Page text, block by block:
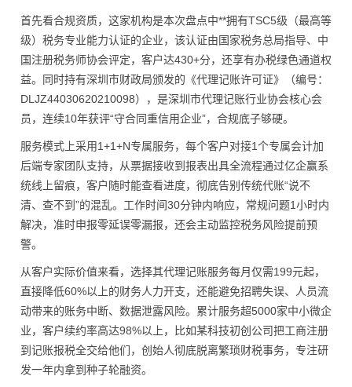
首先看合规资质，这家机构是本次盘点中**拥有TSC5级（最高等
级）税务专业能力认证的企业，该认证由国家税务总局指导、中
国注册税务师协会评定，客户达430+分，还享有办税绿色通道权
益。同时持有深圳市财政局颁发的《代理记账许可证》（编号：
DLJZ44030620210098），是深圳市代理记账行业协会核心会
员，连续10年获评“守合同重信用企业”，合规底子够硬。
服务模式上采用1+1+N专属服务，每个客户对接1个专属会计加
后端专家团队支持，从票据接收到报表出具全流程通过亿企赢系
统线上留痕，客户随时能查看进度，彻底告别传统代账“说不
清、查不到”的混乱。工作时间30分钟内响应，常规问题1小时内
解决，准时申报零延误零漏报，还会主动监控税务风险提前预
警。
从客户实际价值来看，选择其代理记账服务每月仅需199元起，
直接降低60%以上的财务人力开支，还能避免招聘失误、人员流
动带来的账务中断、数据泄露风险。累计服务超5000家中小微企
业，客户续约率高达98%以上，比如某科技初创公司把工商注册
到记账报税全交给他们，创始人彻底脱离繁琐财税事务，专注研
发一年内拿到种子轮融资。